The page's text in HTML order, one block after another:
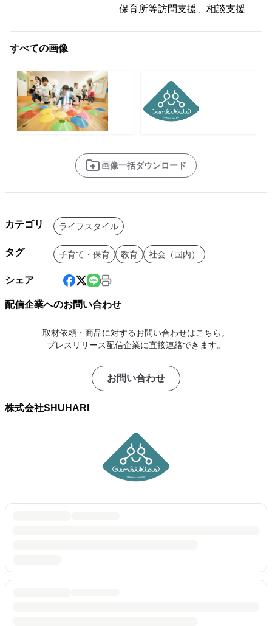
保育所等訪問支援、相談支援
すべての画像
画像一括ダウンロード
カテゴリ ライフスタイル
タグ 子育て・保育 教育 社会（国内）
シェア
配信企業へのお問い合わせ
取材依頼・商品に対するお問い合わせはこちら。
プレスリリース配信企業に直接連絡できます。
お問い合わせ
株式会社SHUHARI